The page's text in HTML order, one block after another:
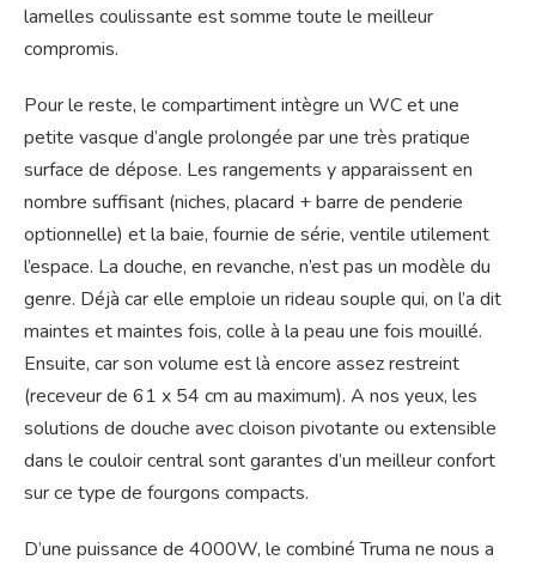
lamelles coulissante est somme toute le meilleur
compromis.
Pour le reste, le compartiment intègre un WC et une
petite vasque d’angle prolongée par une très pratique
surface de dépose. Les rangements y apparaissent en
nombre suffisant (niches, placard + barre de penderie
optionnelle) et la baie, fournie de série, ventile utilement
l’espace. La douche, en revanche, n’est pas un modèle du
genre. Déjà car elle emploie un rideau souple qui, on l’a dit
maintes et maintes fois, colle à la peau une fois mouillé.
Ensuite, car son volume est là encore assez restreint
(receveur de 61 x 54 cm au maximum). A nos yeux, les
solutions de douche avec cloison pivotante ou extensible
dans le couloir central sont garantes d’un meilleur confort
sur ce type de fourgons compacts.
D’une puissance de 4000W, le combiné Truma ne nous a